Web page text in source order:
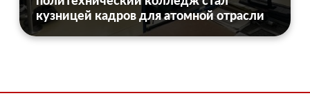
кузницей кадров для атомной отрасли